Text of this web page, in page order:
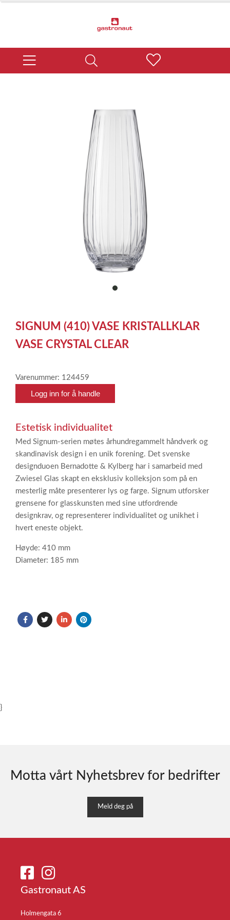
item
of
1
SIGNUM (410) VASE KRISTALLKLAR
VASE CRYSTAL CLEAR
Varenummer: 124459
Logg inn for å handle
Estetisk individualitet
Med Signum-serien møtes århundregammelt håndverk og
skandinavisk design i en unik forening. Det svenske
designduoen Bernadotte & Kylberg har i samarbeid med
Zwiesel Glas skapt en eksklusiv kolleksjon som på en
mesterlig måte presenterer lys og farge. Signum utforsker
grensene for glasskunsten med sine utfordrende
designkrav, og representerer individualitet og unikhet i
hvert eneste objekt.
Høyde: 410 mm
Diameter: 185 mm
}
Motta vårt Nyhetsbrev for bedrifter
Meld deg på
Gastronaut AS
Holmengata 6